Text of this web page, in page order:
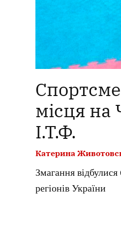
місця на
І.Т.Ф.
Катерина
Змагання
регіонів України